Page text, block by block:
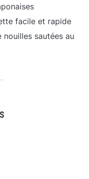
facile et rapide
sautées au